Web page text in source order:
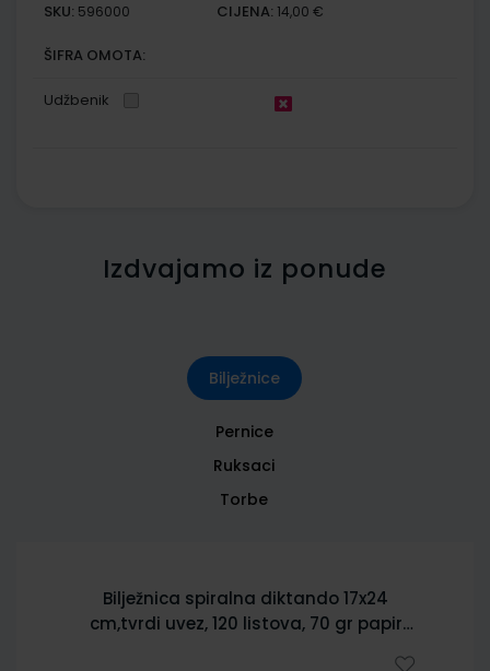
SKU: 596000 CIJENA: 14,00 €
ŠIFRA OMOTA:
Udžbenik
Izdvajamo iz ponude
Bilježnice
Pernice
Ruksaci
Torbe
Bilježnica spiralna diktando 17x24
cm,tvrdi uvez, 120 listova, 70 gr papir